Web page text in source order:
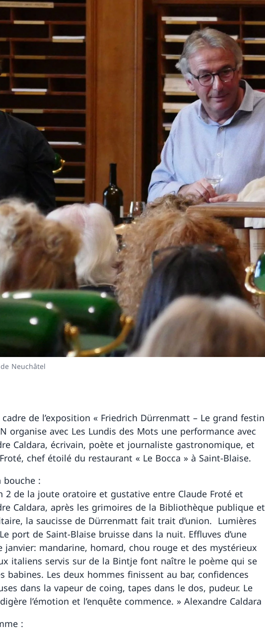
Neuchâtel
cadre de l’exposition « Friedrich Dürrenmatt – Le grand festin
organise avec Les Lundis des Mots une performance avec
Caldara, écrivain, poète et journaliste gastronomique, et
chef étoilé du restaurant « Le Bocca » à Saint-Blaise.
bouche :
2 de la joute oratoire et gustative entre Claude Froté et
Caldara, après les grimoires de la Bibliothèque publique et
la saucisse de Dürrenmatt fait trait d’union. Lumières
Le port de Saint-Blaise bruisse dans la nuit. Effluves d’une
janvier: mandarine, homard, chou rouge et des mystérieux
italiens servis sur de la Bintje font naître le poème qui se
babines. Les deux hommes finissent au bar, confidences
dans la vapeur de coing, tapes dans le dos, pudeur. Le
l’émotion et l’enquête commence. » Alexandre Caldara
: